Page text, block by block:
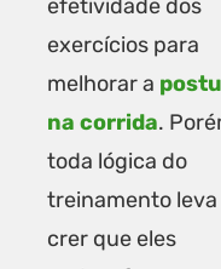
efetividade dos
exercícios para
melhorar a
na corrida.
toda lógica do
treinamento leva
crer que eles